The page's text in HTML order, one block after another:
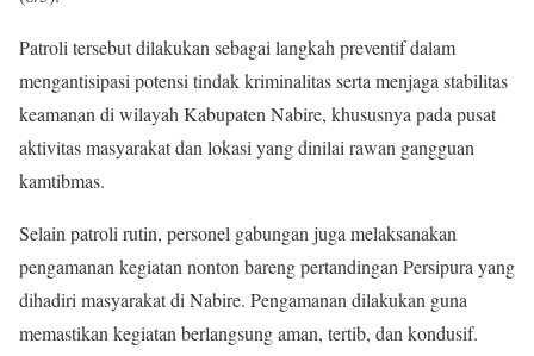
Patroli tersebut dilakukan sebagai langkah preventif dalam
mengantisipasi potensi tindak kriminalitas serta menjaga stabilitas
keamanan di wilayah Kabupaten Nabire, khususnya pada pusat
aktivitas masyarakat dan lokasi yang dinilai rawan gangguan
kamtibmas.
Selain patroli rutin, personel gabungan juga melaksanakan
pengamanan kegiatan nonton bareng pertandingan Persipura yang
dihadiri masyarakat di Nabire. Pengamanan dilakukan guna
memastikan kegiatan berlangsung aman, tertib, dan kondusif.